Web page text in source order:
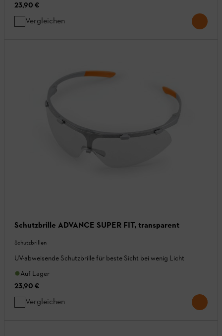
23,90 €
Vergleichen
Schutzbrille ADVANCE SUPER FIT, transparent
Schutzbrillen
UV-abweisende Schutzbrille für beste Sicht bei wenig Licht
Auf Lager
23,90 €
Vergleichen